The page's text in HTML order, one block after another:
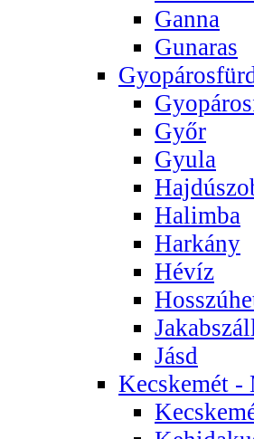
Ganna
Gunaras
Győr
Gyula
Halimba
Harkány
Hévíz
Jásd
Kecskemét